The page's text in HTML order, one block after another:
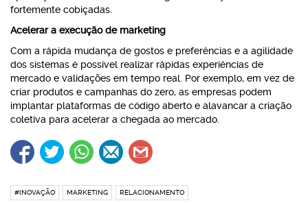
fortemente cobiçadas.
Acelerar a execução de marketing
Com a rápida mudança de gostos e preferências e a agilidade
dos sistemas é possível realizar rápidas experiências de
mercado e validações em tempo real. Por exemplo, em vez de
criar produtos e campanhas do zero, as empresas podem
implantar plataformas de código aberto e alavancar a criação
coletiva para acelerar a chegada ao mercado.
#INOVAÇÃO MARKETING RELACIONAMENTO